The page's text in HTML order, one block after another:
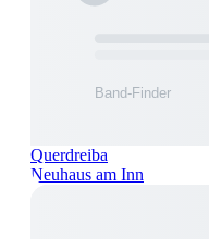
Querdreiba
Neuhaus am Inn